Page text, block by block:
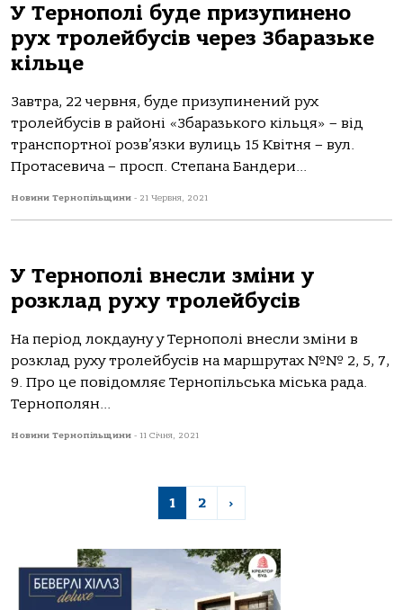
У Тернополі буде призупинено
рух тролейбусів через Збаразьке
кільце
Завтра, 22 червня, буде призупинений рух
тролейбусів в районі «Збаразького кільця» – від
транспортної розв’язки вулиць 15 Квітня – вул.
Протасевича – просп. Степана Бандери...
Новини Тернопільщини - 21 Червня, 2021
У Тернополі внесли зміни у
розклад руху тролейбусів
На період локдауну у Тернополі внесли зміни в
розклад руху тролейбусів на маршрутах №№ 2, 5, 7,
9. Про це повідомляє Тернопільська міська рада.
Тернополян...
Новини Тернопільщини - 11 Січня, 2021
1 2 ›